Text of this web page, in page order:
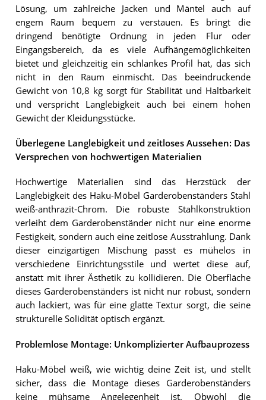
Lösung, um zahlreiche Jacken und Mäntel auch auf
engem Raum bequem zu verstauen. Es bringt die
dringend benötigte Ordnung in jeden Flur oder
Eingangsbereich, da es viele Aufhängemöglichkeiten
bietet und gleichzeitig ein schlankes Profil hat, das sich
nicht in den Raum einmischt. Das beeindruckende
Gewicht von 10,8 kg sorgt für Stabilität und Haltbarkeit
und verspricht Langlebigkeit auch bei einem hohen
Gewicht der Kleidungsstücke.
Überlegene Langlebigkeit und zeitloses Aussehen: Das
Versprechen von hochwertigen Materialien
Hochwertige Materialien sind das Herzstück der
Langlebigkeit des Haku-Möbel Garderobenständers Stahl
weiß-anthrazit-Chrom. Die robuste Stahlkonstruktion
verleiht dem Garderobenständer nicht nur eine enorme
Festigkeit, sondern auch eine zeitlose Ausstrahlung. Dank
dieser einzigartigen Mischung passt es mühelos in
verschiedene Einrichtungsstile und wertet diese auf,
anstatt mit ihrer Ästhetik zu kollidieren. Die Oberfläche
dieses Garderobenständers ist nicht nur robust, sondern
auch lackiert, was für eine glatte Textur sorgt, die seine
strukturelle Solidität optisch ergänzt.
Problemlose Montage: Unkomplizierter Aufbauprozess
Haku-Möbel weiß, wie wichtig deine Zeit ist, und stellt
sicher, dass die Montage dieses Garderobenständers
keine mühsame Angelegenheit ist. Obwohl die